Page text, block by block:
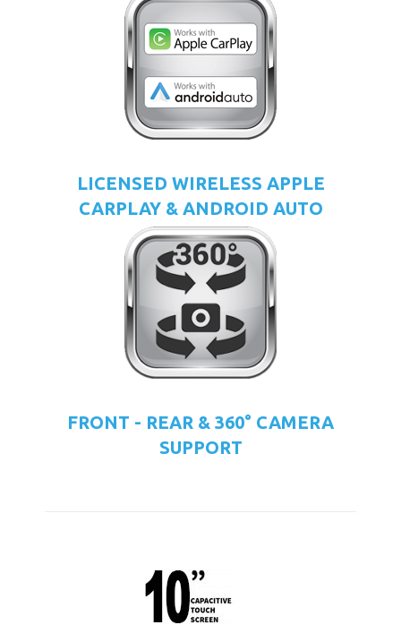
LICENSED WIRELESS APPLE
CARPLAY & ANDROID AUTO
FRONT - REAR & 360° CAMERA
SUPPORT